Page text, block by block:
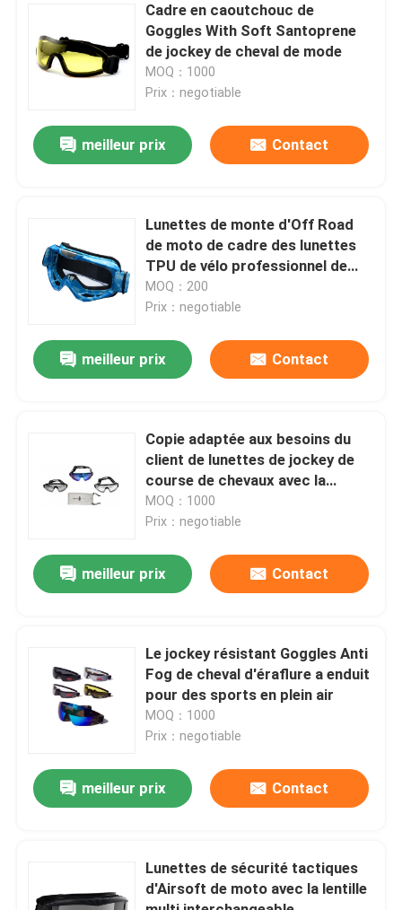
Au sujet de nous
Visite d'usine
Nouvelles
Demandez une citation
Lunettes de verres de sûreté
Cadre en caoutchouc de
Goggles With Soft Santoprene
de jockey de cheval de mode
MOQ：1000
Prix：negotiable
meilleur prix Contact
Lunettes de monte d'Off Road
de moto de cadre des lunettes
TPU de vélo professionnel de
saleté
MOQ：200
Prix：negotiable
meilleur prix Contact
Copie adaptée aux besoins du
client de lunettes de jockey de
course de chevaux avec la
protection d'UVA UVB
MOQ：1000
Prix：negotiable
meilleur prix Contact
Le jockey résistant Goggles Anti
Fog de cheval d'éraflure a enduit
pour des sports en plein air
MOQ：1000
Prix：negotiable
meilleur prix Contact
Lunettes de sécurité tactiques
d'Airsoft de moto avec la lentille